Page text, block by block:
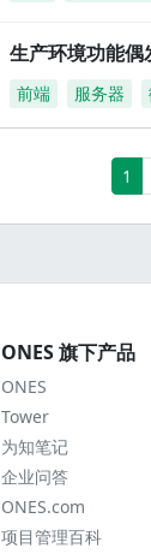
生产环境功能
前端 服务器
1
ONES 旗下产品
ONES
Tower
为知笔记
企业问答
ONES.com
项目管理百科